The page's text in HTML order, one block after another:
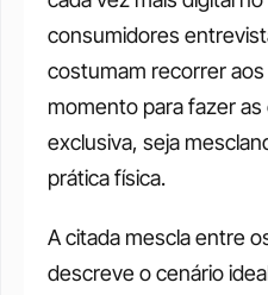
consumidores
costumam recorrer
momento para fazer
exclusiva, seja
prática física.
A citada mescla entre
descreve o cenário